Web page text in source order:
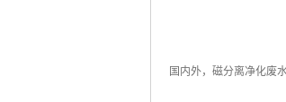
国内外，磁分离净化废